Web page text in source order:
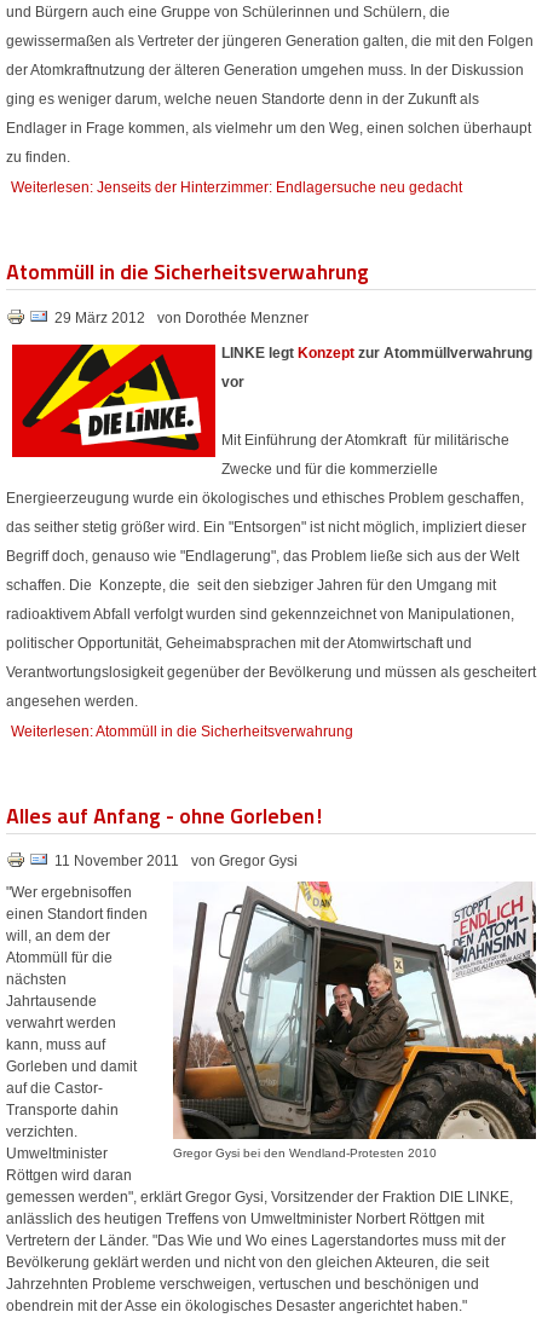
und Bürgern auch eine Gruppe von Schülerinnen und Schülern, die
gewissermaßen als Vertreter der jüngeren Generation galten, die mit den Folgen
der Atomkraftnutzung der älteren Generation umgehen muss. In der Diskussion
ging es weniger darum, welche neuen Standorte denn in der Zukunft als
Endlager in Frage kommen, als vielmehr um den Weg, einen solchen überhaupt
zu finden.
Weiterlesen: Jenseits der Hinterzimmer: Endlagersuche neu gedacht
Atommüll in die Sicherheitsverwahrung
29 März 2012 von Dorothée Menzner
LINKE legt Konzept zur Atommüllverwahrung
vor
Mit Einführung der Atomkraft für militärische
Zwecke und für die kommerzielle
Energieerzeugung wurde ein ökologisches und ethisches Problem geschaffen,
das seither stetig größer wird. Ein "Entsorgen" ist nicht möglich, impliziert dieser
Begriff doch, genauso wie "Endlagerung", das Problem ließe sich aus der Welt
schaffen. Die Konzepte, die seit den siebziger Jahren für den Umgang mit
radioaktivem Abfall verfolgt wurden sind gekennzeichnet von Manipulationen,
politischer Opportunität, Geheimabsprachen mit der Atomwirtschaft und
Verantwortungslosigkeit gegenüber der Bevölkerung und müssen als gescheitert
angesehen werden.
Weiterlesen: Atommüll in die Sicherheitsverwahrung
Alles auf Anfang - ohne Gorleben!
11 November 2011 von Gregor Gysi
Gregor Gysi bei den Wendland-Protesten 2010
"Wer ergebnisoffen
einen Standort finden
will, an dem der
Atommüll für die
nächsten
Jahrtausende
verwahrt werden
kann, muss auf
Gorleben und damit
auf die Castor-
Transporte dahin
verzichten.
Umweltminister
Röttgen wird daran
gemessen werden", erklärt Gregor Gysi, Vorsitzender der Fraktion DIE LINKE,
anlässlich des heutigen Treffens von Umweltminister Norbert Röttgen mit
Vertretern der Länder. "Das Wie und Wo eines Lagerstandortes muss mit der
Bevölkerung geklärt werden und nicht von den gleichen Akteuren, die seit
Jahrzehnten Probleme verschweigen, vertuschen und beschönigen und
obendrein mit der Asse ein ökologisches Desaster angerichtet haben."